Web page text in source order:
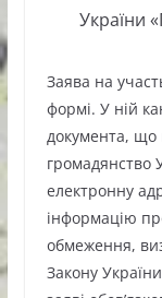
України
Заява на
формі. У ній
документа, що
громадянство
електронну
інформацію
обмеження,
Закону